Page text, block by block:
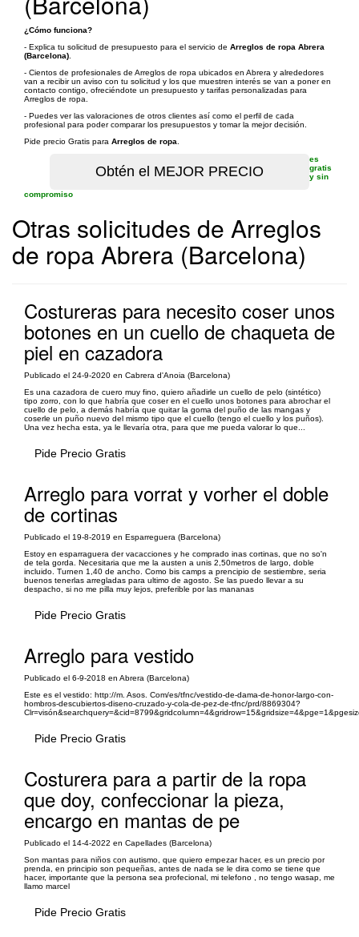
¿Cómo funciona?
- Explica tu solicitud de presupuesto para el servicio de Arreglos de ropa Abrera
(Barcelona)
- Cientos de profesionales de Arreglos de ropa ubicados en Abrera y alrededores
van a recibir un aviso con tu solicitud y los que muestren interés se van a poner en
contacto contigo, ofreciéndote un presupuesto y tarifas personalizadas para
Arreglos de ropa.
- Puedes ver las valoraciones de otros clientes así como el perfil de cada
profesional para poder comparar los presupuestos y tomar la mejor decisión.
Pide precio Gratis para Arreglos de ropa
es
gratis
y sin
compromiso
Otras solicitudes de Arreglos
de ropa Abrera (Barcelona)
Costureras para necesito coser unos
botones en un cuello de chaqueta de
piel en cazadora
Publicado el 24-9-2020 en Cabrera d'Anoia (Barcelona)
Es una cazadora de cuero muy fino, quiero añadirle un cuello de pelo (sintético)
tipo zorro, con lo que habría que coser en el cuello unos botones para abrochar el
cuello de pelo, a demás habría que quitar la goma del puño de las mangas y
coserle un puño nuevo del mismo tipo que el cuello (tengo el cuello y los puños).
Una vez hecha esta, ya le llevaría otra, para que me pueda valorar lo que...
Pide Precio Gratis
Arreglo para vorrat y vorher el doble
de cortinas
Publicado el 19-8-2019 en Esparreguera (Barcelona)
Estoy en esparraguera der vacacciones y he comprado inas cortinas, que no so'n
de tela gorda. Necesitaria que me la austen a unis 2,50metros de largo, doble
incluido. Turnen 1,40 de ancho. Como bis camps a prencipio de sestiembre, seria
buenos tenerlas arregladas para ultimo de agosto. Se las puedo llevar a su
despacho, si no me pilla muy lejos, preferible por las mananas
Pide Precio Gratis
Arreglo para vestido
Publicado el 6-9-2018 en Abrera (Barcelona)
Este es el vestido: http://m. Asos. Com/es/tfnc/vestido-de-dama-de-honor-largo-con-
hombros-descubiertos-diseno-cruzado-y-cola-de-pez-de-tfnc/prd/8869304?
Pide Precio Gratis
Costurera para a partir de la ropa
que doy, confeccionar la pieza,
encargo en mantas de pe
Publicado el 14-4-2022 en Capellades (Barcelona)
Son mantas para niños con autismo, que quiero empezar hacer, es un precio por
prenda, en principio son pequeñas, antes de nada se le dira como se tiene que
hacer, importante que la persona sea profecional, mi telefono , no tengo wasap, me
llamo marcel
Pide Precio Gratis